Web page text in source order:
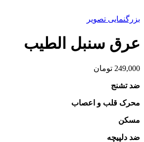
بزرگنمایی تصویر
عرق سنبل الطیب
249,000 تومان
ضد تشنج
محرک قلب و اعصاب
مسکن
ضد دلپیچه